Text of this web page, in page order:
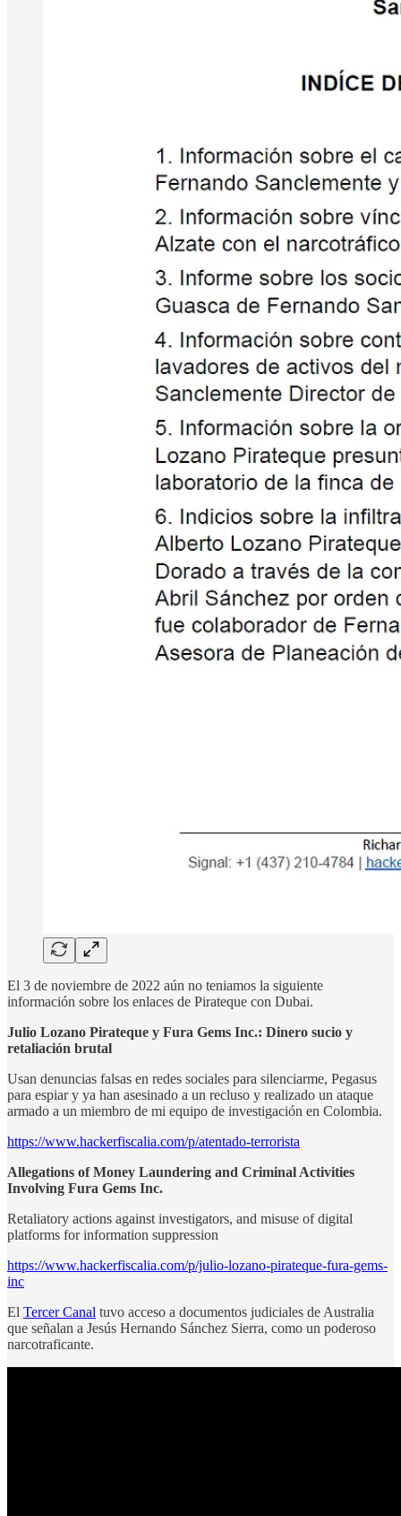
El 3 de noviembre de 2022 aún no teniamos la siguiente
información sobre los enlaces de Pirateque con Dubai.
Julio Lozano Pirateque y Fura Gems Inc.: Dinero sucio y
retaliación brutal
Usan denuncias falsas en redes sociales para silenciarme, Pegasus
para espiar y ya han asesinado a un recluso y realizado un ataque
armado a un miembro de mi equipo de investigación en Colombia.
https://www.hackerfiscalia.com/p/atentado-terrorista
Allegations of Money Laundering and Criminal Activities
Involving Fura Gems Inc.
Retaliatory actions against investigators, and misuse of digital
platforms for information suppression
https://www.hackerfiscalia.com/p/julio-lozano-pirateque-fura-gems-
inc
El Tercer Canal tuvo acceso a documentos judiciales de Australia
que señalan a Jesús Hernando Sánchez Sierra, como un poderoso
narcotraficante.